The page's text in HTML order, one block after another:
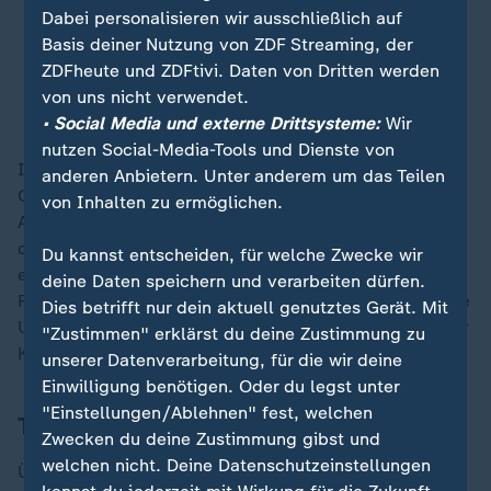
bei Überquerung der Ziellinie: Hat's
gereicht oder hat's nicht gereicht.
Gina Lückenkemper
Im Männer-Rennen über 4x100 m sprintete das DLV-
Quartett mit Julian Wagner, Marvin Schulte, Owen
Ansah und Lucas Ansah-Peprah in 38,29 Sekunden auf
den guten fünften Platz. Die DLV-Männer hatten sich
erstmals seit 2015 (Platz vier) wieder für ein WM-
Finale mit der Sprintstaffel qualifiziert. Gold holten die
USA mit Topstar Noah Lyles (37,29) vor Olympiasieger
Kanada (37,55) und den Niederlanden (37,81).
Titel an Botswana in der langen Staffel
Über 4x400 m führte Einzelweltmeister Busang
Dabei personalisieren wir ausschließlich auf
Basis deiner Nutzung von ZDF Streaming, der
ZDFheute und ZDFtivi. Daten von Dritten werden
von uns nicht verwendet.
• Social Media und externe Drittsysteme:Wir
nutzen Social-Media-Tools und Dienste von
anderen Anbietern. Unter anderem um das Teilen
von Inhalten zu ermöglichen.
Du kannst entscheiden, für welche Zwecke wir
deine Daten speichern und verarbeiten dürfen.
Dies betrifft nur dein aktuell genutztes Gerät. Mit
"Zustimmen" erklärst du deine Zustimmung zu
unserer Datenverarbeitung, für die wir deine
Einwilligung benötigen. Oder du legst unter
"Einstellungen/Ablehnen" fest, welchen
Zwecken du deine Zustimmung gibst und
welchen nicht. Deine Datenschutzeinstellungen